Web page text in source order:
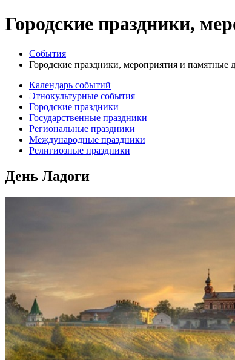
Городские праздники,
События
Городские праздники, мероприятия и памятные
Календарь событий
Этнокультурные события
Городские праздники
Государственные праздники
Региональные праздники
Международные праздники
Религиозные праздники
День Ладоги